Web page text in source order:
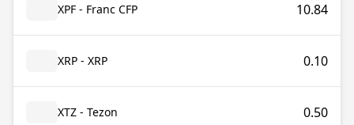
XPF - Franc CFP 10.84
XRP - XRP 0.10
XTZ - Tezon 0.50